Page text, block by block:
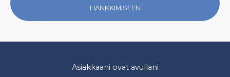
HANKKIMISEEN
Asiakkaani ovat avullani